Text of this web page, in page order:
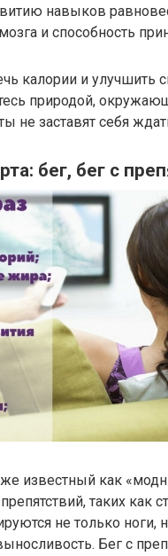
навыков
и способность
калории и
природой,
не заставят себя
бег, бег с
известный как
таких как
не только ноги,
Бег с